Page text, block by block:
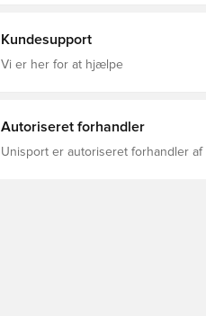
Kundesupport
Vi er her for at hjælpe
Autoriseret forhandler
Unisport er autoriseret forhandler